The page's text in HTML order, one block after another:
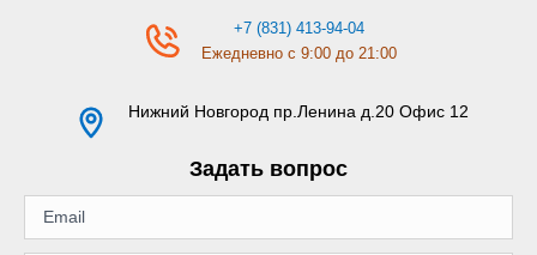
+7 (831) 413-94-04
Ежедневно с 9:00 до 21:00
Нижний Новгород пр.Ленина д.20 Офис 12
Задать вопрос